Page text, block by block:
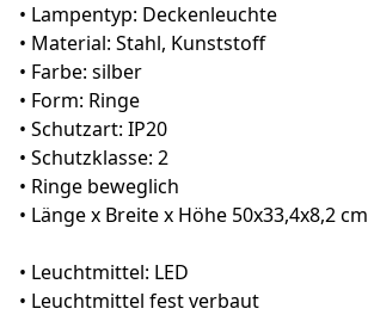
• Lampentyp: Deckenleuchte
• Material: Stahl, Kunststoff
• Farbe: silber
• Form: Ringe
• Schutzart: IP20
• Schutzklasse: 2
• Ringe beweglich
• Länge x Breite x Höhe 50x33,4x8,2 cm
• Leuchtmittel: LED
• Leuchtmittel fest verbaut